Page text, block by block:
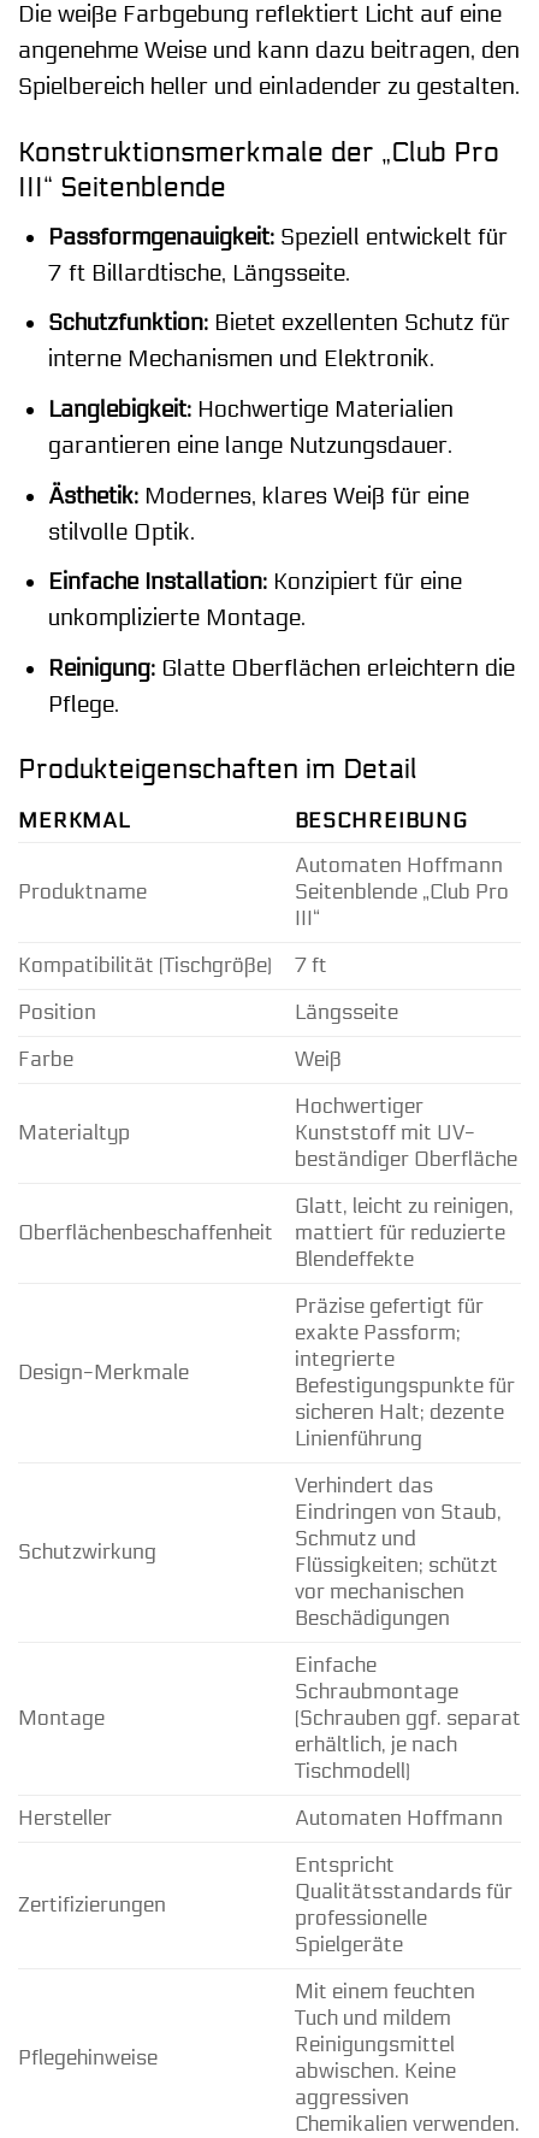
Die weiße Farbgebung reflektiert Licht auf eine
angenehme Weise und kann dazu beitragen, den
Spielbereich heller und einladender zu gestalten.
Konstruktionsmerkmale der „Club Pro
III“ Seitenblende
Passformgenauigkeit:Speziell entwickelt für
7 ft Billardtische, Längsseite.
Schutzfunktion:Bietet exzellenten Schutz für
interne Mechanismen und Elektronik.
Langlebigkeit:Hochwertige Materialien
garantieren eine lange Nutzungsdauer.
Ästhetik:Modernes, klares Weiß für eine
stilvolle Optik.
Einfache Installation:Konzipiert für eine
unkomplizierte Montage.
Reinigung:Glatte Oberflächen erleichtern die
Pflege.
Produkteigenschaften im Detail
MERKMAL BESCHREIBUNG
Produktname
Automaten Hoffmann
Seitenblende „Club Pro
III“
Kompatibilität (Tischgröße)
7 ft
Position
Längsseite
Farbe
Weiß
Materialtyp
Hochwertiger
Kunststoff mit UV-
beständiger Oberfläche
Oberflächenbeschaffenheit
Glatt, leicht zu reinigen,
mattiert für reduzierte
Blendeffekte
Design-Merkmale
Präzise gefertigt für
exakte Passform;
integrierte
Befestigungspunkte für
sicheren Halt; dezente
Linienführung
Schutzwirkung
Verhindert das
Eindringen von Staub,
Schmutz und
Flüssigkeiten; schützt
vor mechanischen
Beschädigungen
Montage
Einfache
Schraubmontage
(Schrauben ggf. separat
erhältlich, je nach
Tischmodell)
Hersteller
Automaten Hoffmann
Zertifizierungen
Entspricht
Qualitätsstandards für
professionelle
Spielgeräte
Pflegehinweise
Mit einem feuchten
Tuch und mildem
Reinigungsmittel
abwischen. Keine
aggressiven
Chemikalien verwenden.